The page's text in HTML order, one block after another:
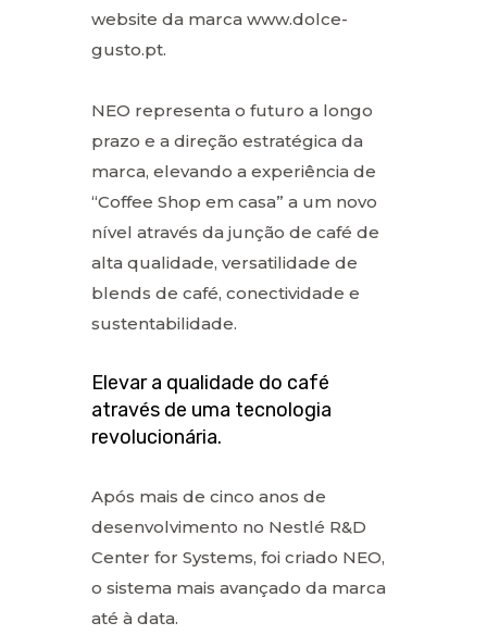
website da marca www.dolce-
gusto.pt.
NEO representa o futuro a longo
prazo e a direção estratégica da
marca, elevando a experiência de
“Coffee Shop em casa” a um novo
nível através da junção de café de
alta qualidade, versatilidade de
blends de café, conectividade e
sustentabilidade.
Elevar a qualidade do café
através de uma tecnologia
revolucionária.
Após mais de cinco anos de
desenvolvimento no Nestlé R&D
Center for Systems, foi criado NEO,
o sistema mais avançado da marca
até à data.